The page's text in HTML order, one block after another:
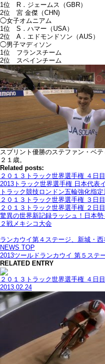
1位 R．ジェームス（GBR）
2位 宮 金傑（CHN)
◯女子オムニアム
1位 S．ハマー（USA）
2位 A．エドモンドソン（AUS）
◯男子マディソン
1位 フランスチーム
2位 スペインチーム
スプリント優勝のステファン・ベテ
２１歳。
Related posts:
２０１３トラック世界選手権 ４日
2013トラック世界選手権 日本代表
トラック競技ロンドン五輪強化指
２０１３トラック世界選手権 ３日
２０１３トラック世界選手権 ２日
驚異の世界新記録ラッシュ！日本
２戦メキシコ大会
ランカウイ第４ステージ、新城・
NEWS TOP
2013ツールドランカウイ 第５ステ
RELATED ENTRY
２０１３トラック世界選手権 ４日
2013.02.24